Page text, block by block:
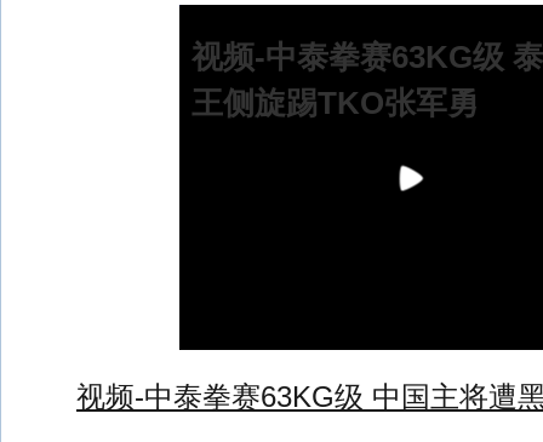
视频-中泰拳赛63KG级
王侧旋踢TKO张军勇
视频-中泰拳赛63KG级 中国主将遭